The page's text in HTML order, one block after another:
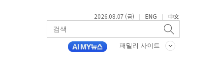
2026.08.07 (금) | ENG | 中文
패밀리 사이트